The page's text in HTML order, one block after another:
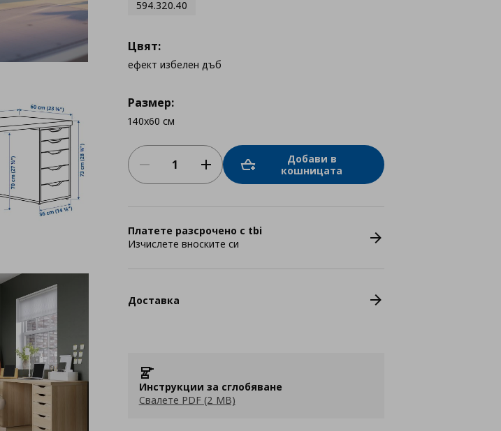
594.320.40
Цвят:
ефект избелен дъб
Размер:
140x60 см
Добави в
кошницата
Платете разсрочено с tbi
Изчислете вноските си
Доставка
Инструкции за сглобяване
Свалете PDF (2 MB)